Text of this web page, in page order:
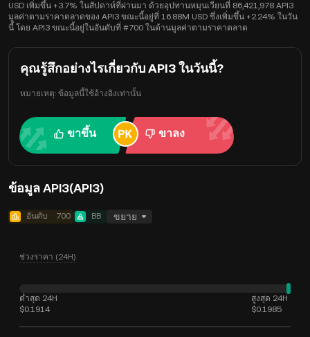
USD เพิ่มขึ้น +3.7% ในสัปดาห์ที่ผ่านมา ด้วยอุปทานหมุนเวียนที่ 86,421,978 API3
มูลค่าตามราคาตลาดของ API3 ขณะนี้อยู่ที่ 16.88M USD ซึ่งเพิ่มขึ้น +2.24% ในวัน
นี้ โดย API3 ขณะนี้อยู่ในอันดับที่ #700 ในด้านมูลค่าตามราคาตลาด
คุณรู้สึกอย่างไรเกี่ยวกับ API3 ในวันนี้?
หมายเหตุ: ข้อมูลนี้ใช้อ้างอิงเท่านั้น
ขาขึ้น ขาลง
ข้อมูล API3(API3)
อันดับ 700 BB ขยาย
ช่วงราคา (24H)
ต่ำสุด 24H
$0.1914
สูงสุด 24H
$0.1985